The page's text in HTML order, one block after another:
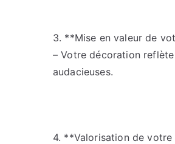
3. **Mise en valeur de
– Votre décoration
audacieuses.
4. **Valorisation de